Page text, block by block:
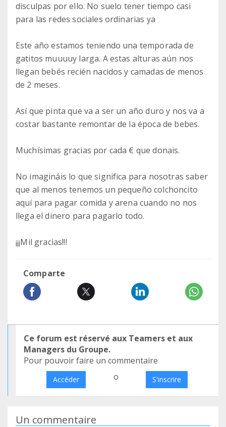
disculpas por ello. No suelo tener tiempo casi
para las redes sociales ordinarias ya
Este año estamos teniendo una temporada de
gatitos muuuuy larga. A estas alturas aún nos
llegan bebés recién nacidos y camadas de menos
de 2 meses.
Así que pinta que va a ser un año duro y nos va a
costar bastante remontar de la época de bebes.
Muchísimas gracias por cada € que donais.
No imagináis lo que significa para nosotras saber
que al menos tenemos un pequeño colchoncito
aquí para pagar comida y arena cuando no nos
llega el dinero para pagarlo todo.
¡¡¡Mil gracias!!!
Comparte
Ce forum est réservé aux Teamers et aux
Managers du Groupe.
Pour pouvoir faire un commentaire
Accéder o S'inscrire
Un commentaire